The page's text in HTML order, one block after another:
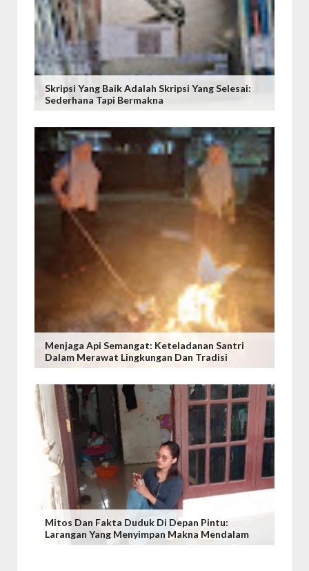
Skripsi Yang Baik Adalah Skripsi Yang Selesai:
Sederhana Tapi Bermakna
Menjaga Api Semangat: Keteladanan Santri
Dalam Merawat Lingkungan Dan Tradisi
Mitos Dan Fakta Duduk Di Depan Pintu:
Larangan Yang Menyimpan Makna Mendalam